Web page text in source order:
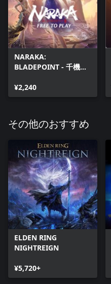
NARAKA:
BLADEPOINT - 千機シ
¥2,240
その他のおすすめ
ELDEN RING
NIGHTREIGN
¥5,720+